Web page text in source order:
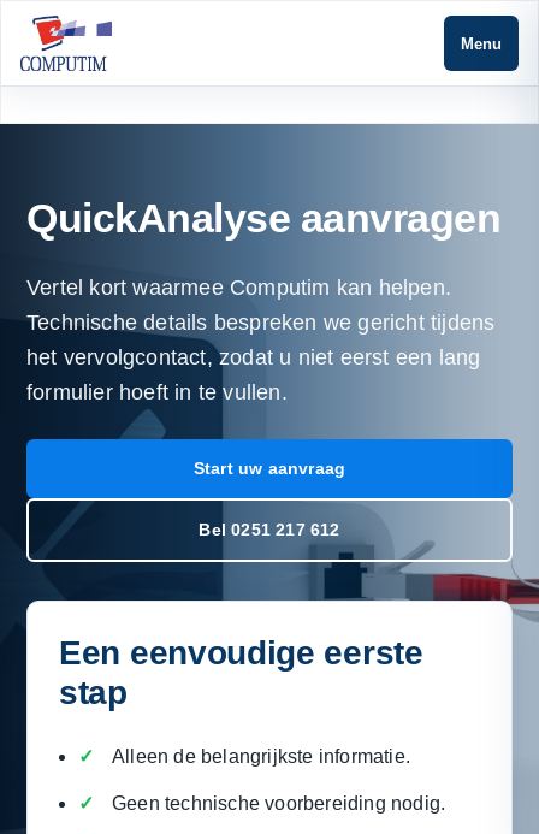
Menu
QuickAnalyse aanvragen
Vertel kort waarmee Computim kan helpen.
Technische details bespreken we gericht tijdens
het vervolgcontact, zodat u niet eerst een lang
formulier hoeft in te vullen.
Start uw aanvraag
Bel 0251 217 612
Een eenvoudige eerste
stap
Alleen de belangrijkste informatie.
Geen technische voorbereiding nodig.